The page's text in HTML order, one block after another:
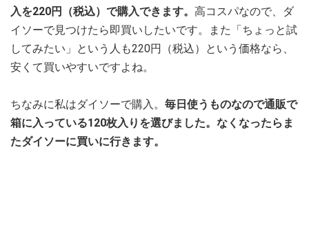
入を220円（税込）で購入できます。 高コスパなので、ダ
イソーで見つけたら即買いしたいです。また「ちょっと試
してみたい」という人も220円（税込）という価格なら、
安くて買いやすいですよね。
ちなみに私はダイソーで購入。 毎日使うものなので通販で
箱に入っている120枚入りを選びました。なくなったらま
たダイソーに買いに行きます。